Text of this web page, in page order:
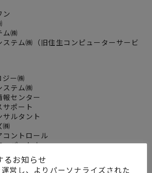
ン
ム㈱
テム㈱（旧住生コンピューターサービ
ー㈱
テム㈱
センター
ポート
ルタント
㈱
ントロール
パートナー
イト
るお知らせ
営し、よりパーソナライズされた